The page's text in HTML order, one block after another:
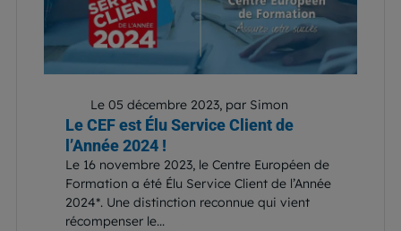
Le 05 décembre 2023, par Simon
Le CEF est Élu Service Client de
l’Année 2024 !
Le 16 novembre 2023, le Centre Européen de
Formation a été Élu Service Client de l’Année
2024*. Une distinction reconnue qui vient
récompenser le...